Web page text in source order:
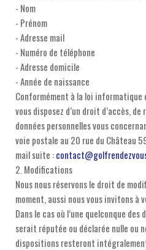
- Nom
- Prénom
- Adresse mail
- Numéro de téléphone
- Adresse domicile
- Année de naissance
Conformément à la loi
vous disposez d’un droit d’accès,
données personnelles vous
voie postale au 20 rue du Château
mail suite :
2. Modifications
Nous nous réservons le droit de
moment, aussi nous vous invitons à
Dans le cas où l’une quelconque
serait réputée ou déclarée nulle ou
dispositions resteront